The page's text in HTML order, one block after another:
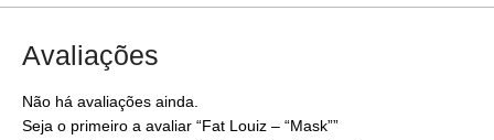
Avaliações
Não há avaliações ainda.
Seja o primeiro a avaliar “Fat Louiz – “Mask””